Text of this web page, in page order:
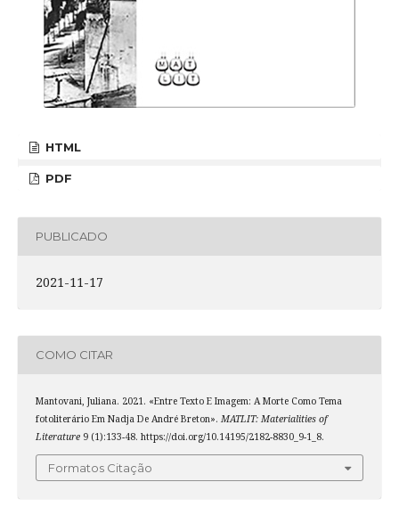
HTML
PDF
PUBLICADO
2021-11-17
COMO CITAR
Mantovani, Juliana. 2021. «Entre Texto E Imagem: A Morte Como Tema
fotoliterário Em Nadja De André Breton». MATLIT: Materialities of
Literature9 (1):133-48. https://doi.org/10.14195/2182-8830_9-1_8.
Formatos Citação